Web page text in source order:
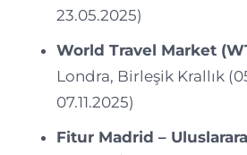
23.05.2025)
World Travel Market
Londra, Birleşik Krallık
07.11.2025)
Fitur Madrid –